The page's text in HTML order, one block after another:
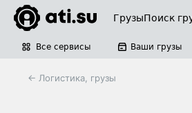
ГрузыПоиск
Все сервисы Ваши грузы
← Логистика, грузы